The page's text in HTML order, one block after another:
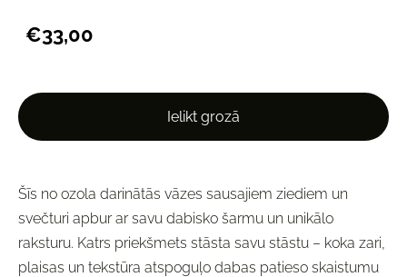
€33,00
Ielikt grozā
Šīs no ozola darinātās vāzes sausajiem ziediem un
svečturi apbur ar savu dabisko šarmu un unikālo
raksturu. Katrs priekšmets stāsta savu stāstu – koka zari,
plaisas un tekstūra atspoguļo dabas patieso skaistumu